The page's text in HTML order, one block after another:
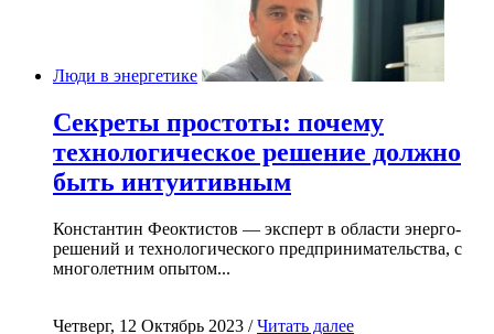
Люди в энергетике
Секреты простоты: почему
технологическое решение должно
быть интуитивным
Константин Феоктистов — эксперт в области энерго-
решений и технологического предпринимательства, с
многолетним опытом...
Четверг, 12 Октябрь 2023 /Читать далее